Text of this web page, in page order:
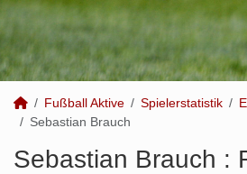
Fußball Aktive Spielerstatistik
Sebastian Brauch
Sebastian Brauch :